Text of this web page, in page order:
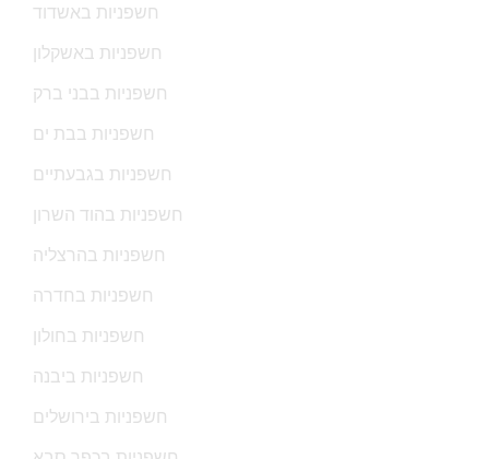
חשפניות באשדוד
חשפניות באשקלון
חשפניות בבני ברק
חשפניות בבת ים
חשפניות בגבעתיים
חשפניות בהוד השרון
חשפניות בהרצליה
חשפניות בחדרה
חשפניות בחולון
חשפניות ביבנה
חשפניות בירושלים